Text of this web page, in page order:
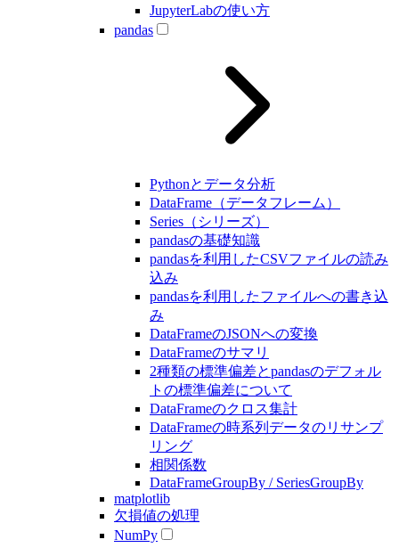
JupyterLabの使い方
pandas
Pythonとデータ分析
DataFrame（データフレーム）
Series（シリーズ）
pandasの基礎知識
pandasを利用したCSVファイルの読み
込み
pandasを利用したファイルへの書き込
み
DataFrameのJSONへの変換
DataFrameのサマリ
2種類の標準偏差とpandasのデフォル
トの標準偏差について
DataFrameのクロス集計
DataFrameの時系列データのリサンプ
リング
相関係数
DataFrameGroupBy / SeriesGroupBy
matplotlib
欠損値の処理
NumPy